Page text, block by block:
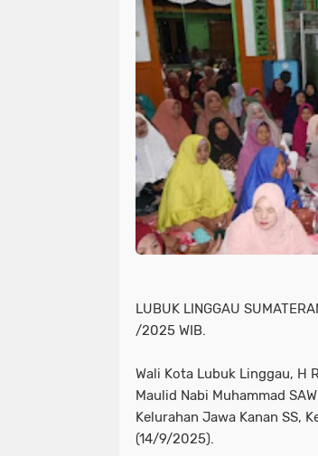
LUBUK LINGGAU
/2025 WIB.
Wali Kota Lubuk Linggau, H
Maulid Nabi Muhammad
Kelurahan Jawa Kanan SS,
(14/9/2025).